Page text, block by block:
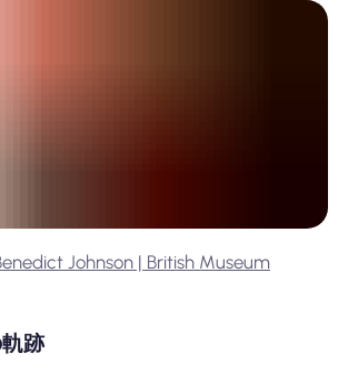
Johnson | British Museum
跡